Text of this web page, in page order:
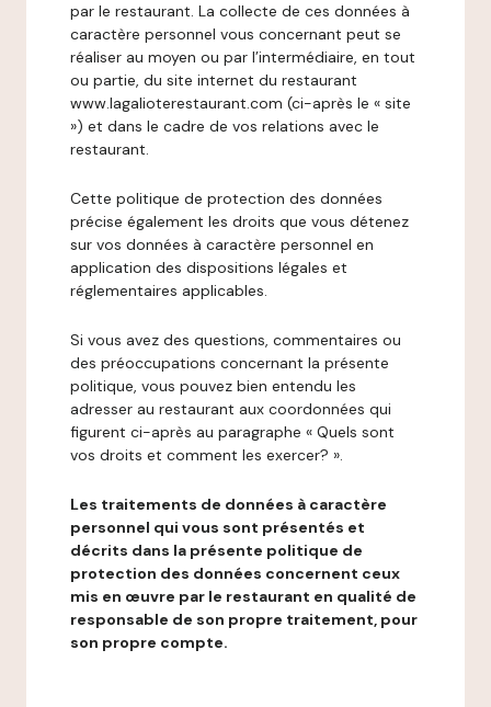
par le restaurant. La collecte de ces données à
caractère personnel vous concernant peut se
réaliser au moyen ou par l’intermédiaire, en tout
ou partie, du site internet du restaurant
www.lagalioterestaurant.com (ci-après le « site
») et dans le cadre de vos relations avec le
restaurant.
Cette politique de protection des données
précise également les droits que vous détenez
sur vos données à caractère personnel en
application des dispositions légales et
réglementaires applicables.
Si vous avez des questions, commentaires ou
des préoccupations concernant la présente
politique, vous pouvez bien entendu les
adresser au restaurant aux coordonnées qui
figurent ci-après au paragraphe « Quels sont
vos droits et comment les exercer? ».
Les traitements de données à caractère
personnel qui vous sont présentés et
décrits dans la présente politique de
protection des données concernent ceux
mis en œuvre par le restaurant en qualité de
responsable de son propre traitement, pour
son propre compte.